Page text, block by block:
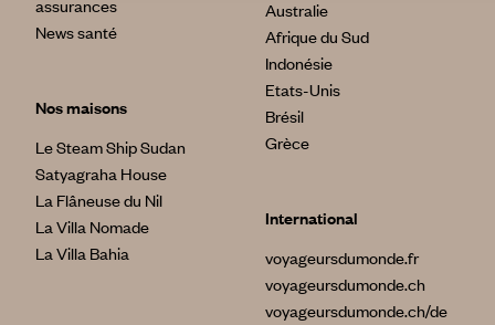
assurances
News santé
Nos maisons
Le Steam Ship Sudan
Satyagraha House
La Flâneuse du Nil
La Villa Nomade
La Villa Bahia
Australie
Afrique du Sud
Indonésie
Etats-Unis
Brésil
Grèce
International
voyageursdumonde.fr
voyageursdumonde.ch
voyageursdumonde.ch/de